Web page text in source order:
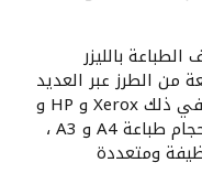
بالليزر
من الطرز عبر العديد
من العلامات التجارية المختلفة ، بما في ذلك Xerox و HP و
Kyocera والمزيد. تشمل موديلاتنا أحجام طباعة A4 و A3 ،
ومتعددة